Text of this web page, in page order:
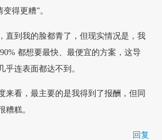
得更糟”。
直到我的脸都青了，但现实情况是，我
都想要最快、最便宜的方案，这导
乎连表面都达不到。
来看，最主要的是我得到了报酬，但同
糟糕。
回复